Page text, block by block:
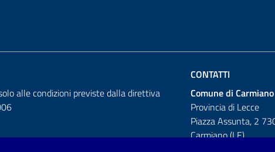
alle condizioni previste dalla direttiva
CONTATTI
Comune di Carmiano
Provincia di Lecce
Piazza Assunta, 2
Carmiano (LE)